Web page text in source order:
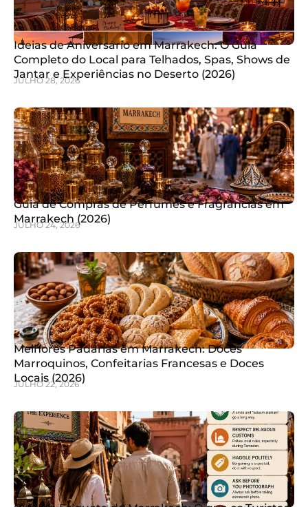
Ideias de Aniversário em Marrakech: O Guia
Completo do Local para Telhados, Spas, Shows de
Jantar e Experiências no Deserto (2026)
JULHO 28, 2026
Guia de Compras de Perfumes e Fragrâncias em
Marrakech (2026)
JULHO 24, 2026
Melhores Padarias em Marrakech: Doces
Marroquinos, Confeitarias Francesas e Doces
Locais (2026)
JULHO 22, 2026